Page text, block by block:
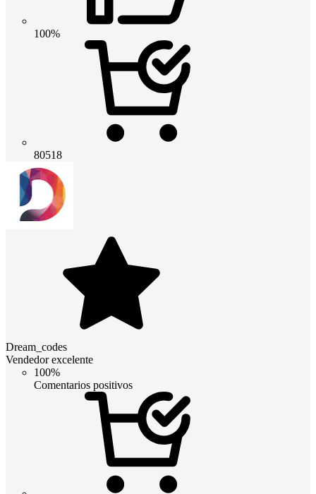
100%
80518
Dream_codes
Vendedor excelente
100%
Comentarios positivos